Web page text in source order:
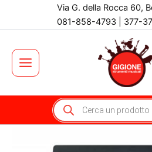
Via G. della Rocca 60,
081-858-4793 | 377-
Main
Menu
Products
search